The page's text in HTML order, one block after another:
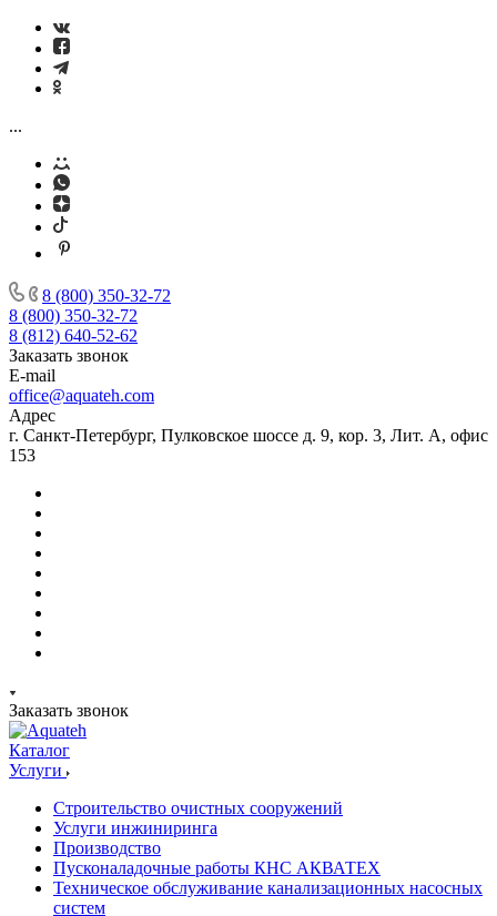
...
8 (800) 350-32-72
8 (800) 350-32-72
8 (812) 640-52-62
Заказать звонок
E-mail
office@aquateh.com
Адрес
г. Санкт-Петербург, Пулковское шоссе д. 9, кор. 3, Лит. А, офис
153
Заказать звонок
Каталог
Услуги
Строительство очистных сооружений
Услуги инжиниринга
Производство
Пусконаладочные работы КНС АКВАТЕХ
Техническое обслуживание канализационных насосных
систем